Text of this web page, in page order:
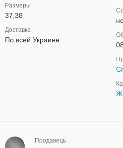
Размеры
37,38
Доставка
По всей Украине
Продавець